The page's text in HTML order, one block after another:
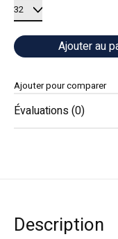
Ajouter au
Ajouter pour comparer
Évaluations (0)
Description